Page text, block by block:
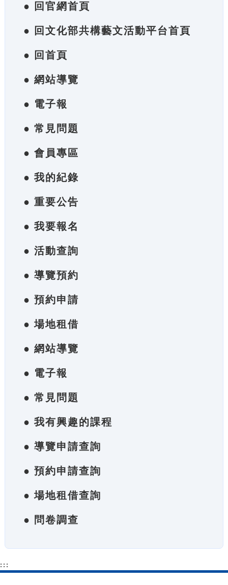
● 回官網首頁
● 回文化部共構藝文活動平台首頁
● 回首頁
● 網站導覽
● 電子報
● 常見問題
● 會員專區
● 我的紀錄
● 重要公告
● 我要報名
● 活動查詢
● 導覽預約
● 預約申請
● 場地租借
● 網站導覽
● 電子報
● 常見問題
● 我有興趣的課程
● 導覽申請查詢
● 預約申請查詢
● 場地租借查詢
● 問卷調查
:::